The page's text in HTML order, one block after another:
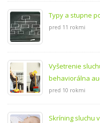
Typy a stupne
pred 11 rokmi
Vyšetrenie
behaviorálna
pred 10 rokmi
Skríning sluchu